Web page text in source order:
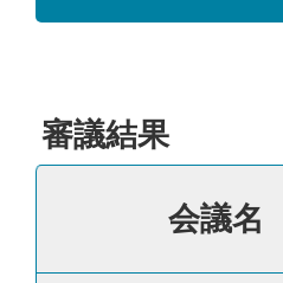
審議結果
会議名